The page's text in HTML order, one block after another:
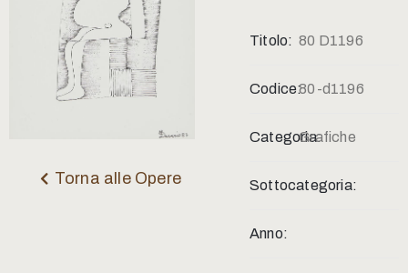
Torna alle Opere
Titolo: 80 D1196
Codice:80-d1196
Categoria:Grafiche
Sottocategoria:
Anno: